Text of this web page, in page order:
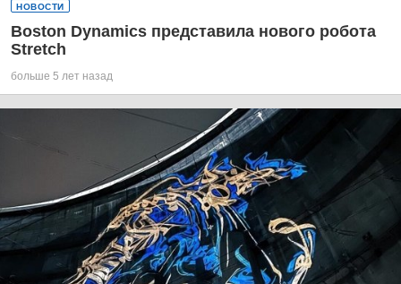
НОВОСТИ
Boston Dynamics представила нового робота
Stretch
больше 5 лет назад